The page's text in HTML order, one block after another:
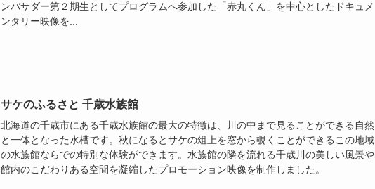
ンバサダー第２期生としてプログラムへ参加した「赤丸くん」を中心としたドキュメ
ンタリー映像を...
サケのふるさと 千歳水族館
北海道の千歳市にある千歳水族館の最大の特徴は、川の中まで見ることができる自然
と一体となった水槽です。秋になるとサケの俎上を窓から覗くことができるこの地域
の水族館ならでの特別な体験ができます。水族館の隣を流れる千歳川の美しい風景や
館内のこだわりある空間を凝縮したプロモーション映像を制作しました。